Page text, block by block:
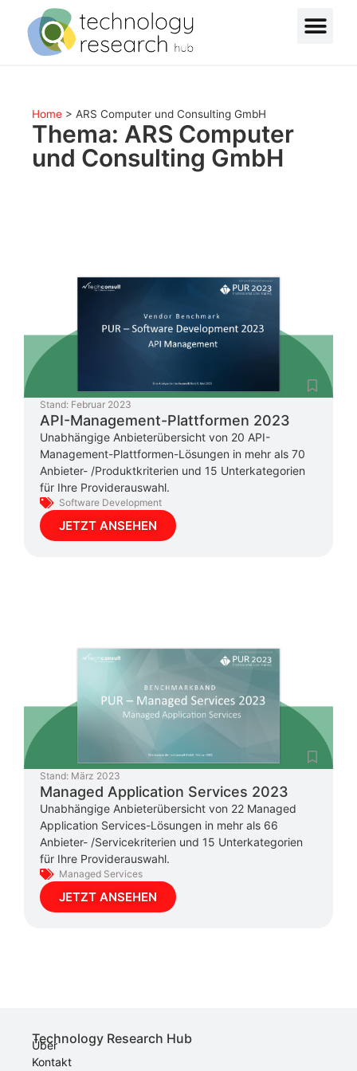
Home > ARS Computer und Consulting GmbH
Thema: ARS Computer
und Consulting GmbH
Stand: Februar 2023
API-Management-Plattformen 2023
Unabhängige Anbieterübersicht von 20 API-
Management-Plattformen-Lösungen in mehr als 70
Anbieter- /Produktkriterien und 15 Unterkategorien
für Ihre Providerauswahl.
Software Development
JETZT ANSEHEN
Stand: März 2023
Managed Application Services 2023
Unabhängige Anbieterübersicht von 22 Managed
Application Services-Lösungen in mehr als 66
Anbieter- /Servicekriterien und 15 Unterkategorien
für Ihre Providerauswahl.
Managed Services
JETZT ANSEHEN
Technology Research Hub
Über
Kontakt